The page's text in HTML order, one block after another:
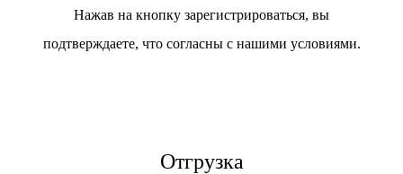
Нажав на кнопку зарегистрироваться, вы
подтверждаете, что согласны с нашими условиями.
Отгрузка